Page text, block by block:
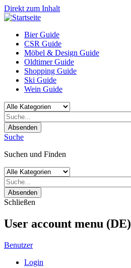
Direkt zum Inhalt
Bier Guide
CSR Guide
Möbel & Design Guide
Oldtimer Guide
Shopping Guide
Ski Guide
Wein Guide
Absenden
Suche
Suchen und Finden
Absenden
Schließen
User account menu (DE)
Benutzer
Login